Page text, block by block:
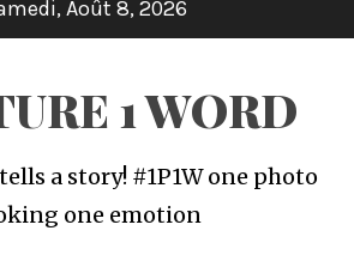
Août 8, 2026
1 WORD
a story! #1P1W one photo
one emotion